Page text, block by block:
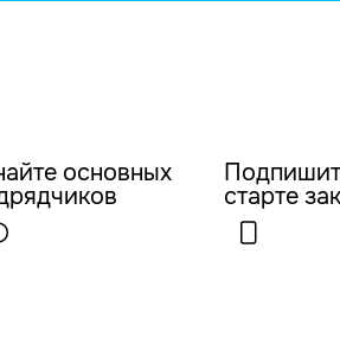
основных
старте